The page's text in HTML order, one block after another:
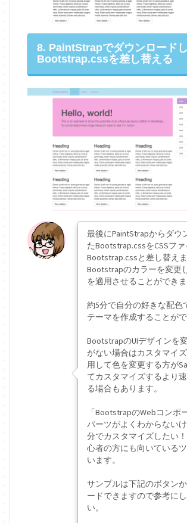
8. PaintStrapでダウンロード
Bootstrap.cssを差し替える
最後にPaintStrapからダウ
たBootstrap.cssをCSSフ
Bootstrap.cssと差し替え
Bootstrapのカラーを変更
を適用させることができま
約5分で自分の好きな配色
テーマを作成することがで
BootstrapのUIデザインを
がない場合はカスタマイ
用して色を変更する方が
てカスタマイズするより
る場合もあります。
「BootstrapのWebコンポ
パーツがよくわからない
分でカスタマイズしたい
心者の方にも向いている
います。
サンプルは下記のボタン
ードできますので参考に
い。